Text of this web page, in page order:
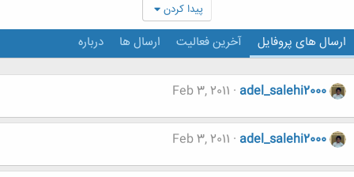
پیدا کردن
ارسال های پروفایل آخرین فعالیت ارسال ها درباره
adel_salehi2000
Feb 3, 2011
adel_salehi2000
Feb 3, 2011